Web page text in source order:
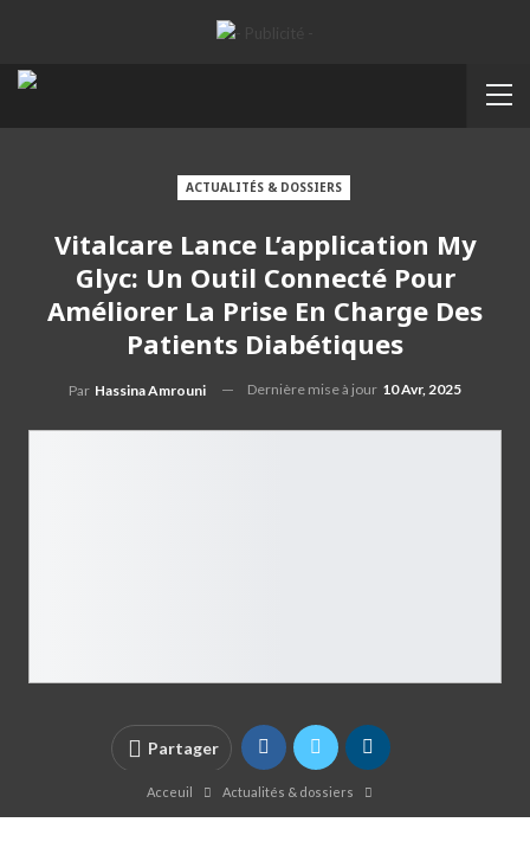
ACTUALITÉS & DOSSIERS
Vitalcare Lance L’application My
Glyc: Un Outil Connecté Pour
Améliorer La Prise En Charge Des
Patients Diabétiques
Par Hassina Amrouni Dernière mise à jour 10 Avr, 2025
Partager
Acceuil Actualités & dossiers